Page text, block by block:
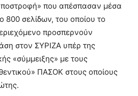
που απέσπασαν μέσα
800 σελίδων, του οποίου το
προσπερνούν
στον ΣΥΡΙΖΑ υπέρ της
«σύμμειξης» με τους
ΠΑΣΟΚ στους οποίους